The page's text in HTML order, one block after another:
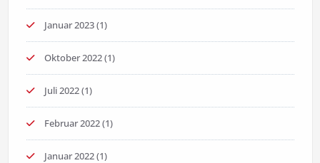
Januar 2023(1)
Oktober 2022(1)
Juli 2022(1)
Februar 2022(1)
Januar 2022(1)